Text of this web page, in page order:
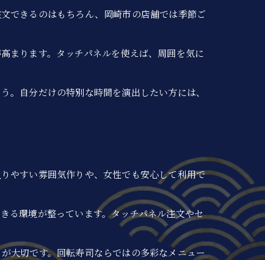
できるのはもちろん、岡崎市の店舗では季節ご
まります。タッチパネルを使えば、周囲を気に
自分だけの特別な時間を演出したい方には、
やすい雰囲気作りや、女性でも安心して利用で
る環境が整っています。タッチパネル注文やセ
大切です。回転寿司ならではの多彩なメニュー